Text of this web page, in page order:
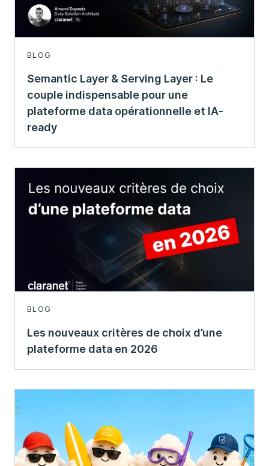
BLOG
Semantic Layer & Serving Layer : Le
couple indispensable pour une
plateforme data opérationnelle et IA-
ready
BLOG
Les nouveaux critères de choix d’une
plateforme data en 2026